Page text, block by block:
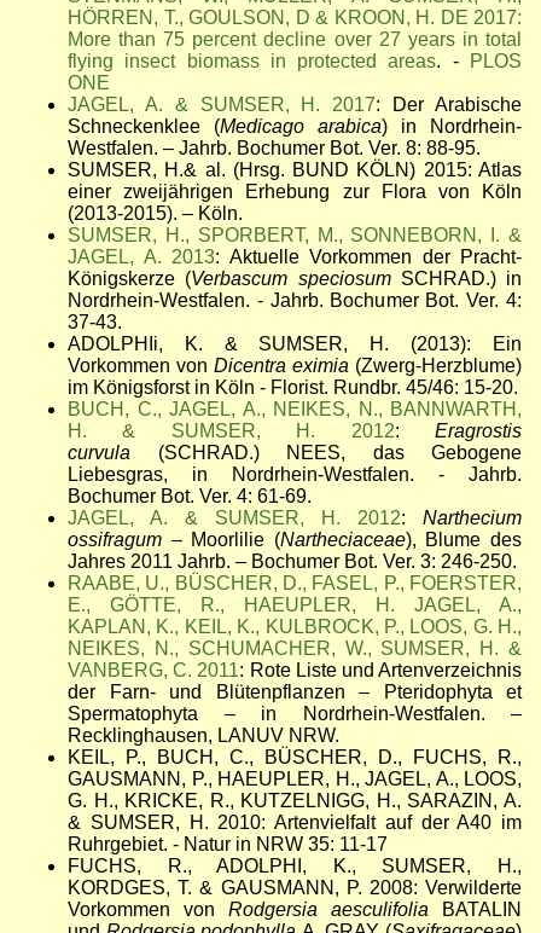
HÖRREN, T., GOULSON, D & KROON, H. DE 2017:
More than 75 percent decline over 27 years in total
flying insect biomass in protected areas. -
PLOS
ONE
JAGEL, A. & SUMSER, H. 2017: Der Arabische
Schneckenklee (Medicago arabica) in Nordrhein-
Westfalen. – Jahrb. Bochumer Bot. Ver. 8: 88-95.
SUMSER, H.& al. (Hrsg. BUND KÖLN) 2015: Atlas
einer zweijährigen Erhebung zur Flora von Köln
(2013-2015). – Köln.
SUMSER, H., SPORBERT, M., SONNEBORN, I. &
JAGEL, A. 2013: Aktuelle Vorkommen der Pracht-
Königskerze (Verbascum speciosumSCHRAD.) in
Nordrhein-Westfalen. - Jahrb. Bochumer Bot. Ver. 4:
37-43.
ADOLPHIi, K. & SUMSER, H. (2013): Ein
Vorkommen von Dicentra eximia (Zwerg-Herzblume)
im Königsforst in Köln - Florist. Rundbr. 45/46: 15-20.
BUCH, C., JAGEL, A., NEIKES, N., BANNWARTH,
H. & SUMSER, H. 2012:Eragrostis
curvula (SCHRAD.) NEES, das Gebogene
Liebesgras, in Nordrhein-Westfalen. - Jahrb.
Bochumer Bot. Ver. 4: 61-69.
JAGEL, A. & SUMSER, H. 2012: Narthecium
ossifragum – Moorlilie (Nartheciaceae), Blume des
Jahres 2011 Jahrb. – Bochumer Bot. Ver. 3: 246-250.
RAABE, U., BÜSCHER, D., FASEL, P., FOERSTER,
E., GÖTTE, R., HAEUPLER, H. JAGEL, A.,
KAPLAN, K., KEIL, K., KULBROCK, P., LOOS, G. H.,
NEIKES, N., SCHUMACHER, W., SUMSER, H. &
VANBERG, C. 2011: Rote Liste und Artenverzeichnis
der Farn- und Blütenpflanzen – Pteridophyta et
Spermatophyta – in Nordrhein-Westfalen. –
Recklinghausen, LANUV NRW.
KEIL, P., BUCH, C., BÜSCHER, D., FUCHS, R.,
GAUSMANN, P., HAEUPLER, H., JAGEL, A., LOOS,
G. H., KRICKE, R., KUTZELNIGG, H., SARAZIN, A.
& SUMSER, H. 2010: Artenvielfalt auf der A40 im
Ruhrgebiet. - Natur in NRW 35: 11-17
FUCHS, R., ADOLPHI, K., SUMSER, H.,
KORDGES, T. & GAUSMANN, P. 2008: Verwilderte
Vorkommen von Rodgersia aesculifolia
BATALIN